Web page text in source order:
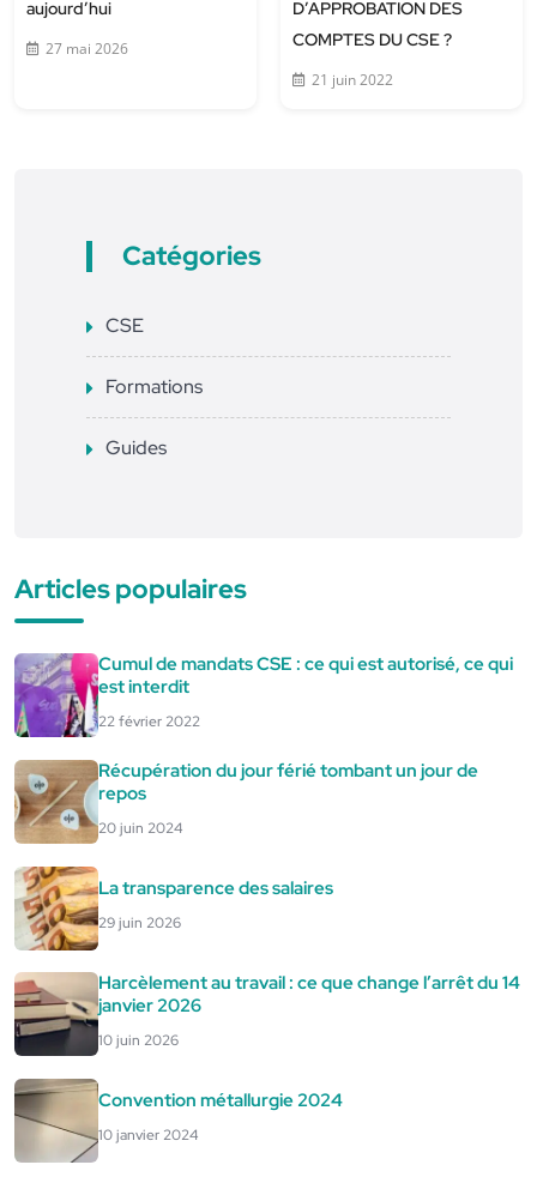
aujourd’hui
27 mai 2026
D’APPROBATION DES
COMPTES DU CSE ?
21 juin 2022
Catégories
CSE
Formations
Guides
Articles populaires
Cumul de mandats CSE : ce qui est autorisé, ce qui
est interdit
22 février 2022
Récupération du jour férié tombant un jour de
repos
20 juin 2024
La transparence des salaires
29 juin 2026
Harcèlement au travail : ce que change l’arrêt du 14
janvier 2026
10 juin 2026
Convention métallurgie 2024
10 janvier 2024